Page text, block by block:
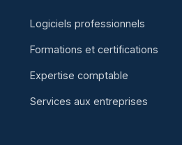
Logiciels professionnels
Formations et certifications
Expertise comptable
Services aux entreprises